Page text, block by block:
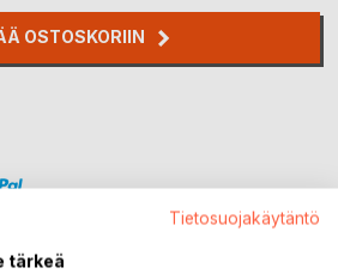
OSTOSKORIIN
Tietosuojakäytäntö
tärkeä